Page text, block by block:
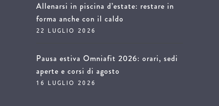
Allenarsi in piscina d’estate: restare in
forma anche con il caldo
22 LUGLIO 2026
Pausa estiva Omniafit 2026: orari, sedi
aperte e corsi di agosto
16 LUGLIO 2026